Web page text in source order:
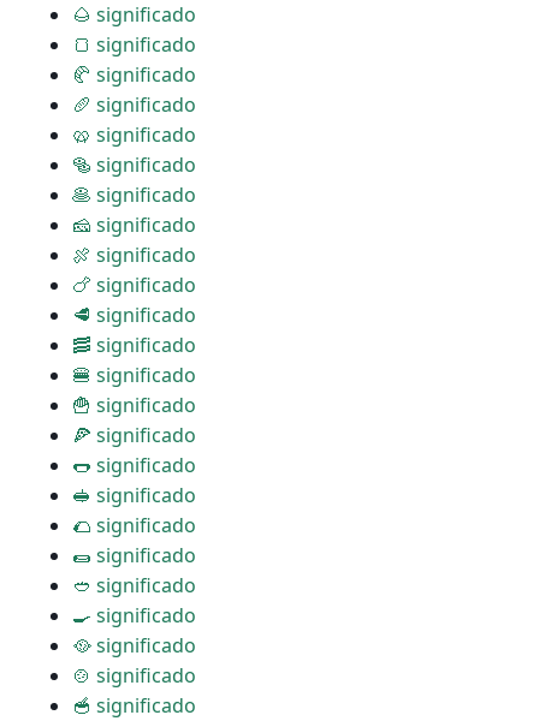
🌰 significado
🍞 significado
🥐 significado
🥖 significado
🥨 significado
🥯 significado
🥞 significado
🧀 significado
🍖 significado
🍗 significado
🥩 significado
🥓 significado
🍔 significado
🍟 significado
🍕 significado
🌭 significado
🥪 significado
🌮 significado
🌯 significado
🥙 significado
🍳 significado
🥘 significado
🍲 significado
🥣 significado